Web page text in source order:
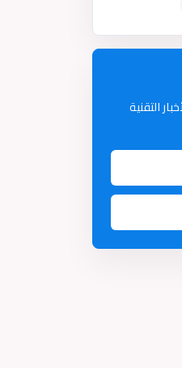
التقنية